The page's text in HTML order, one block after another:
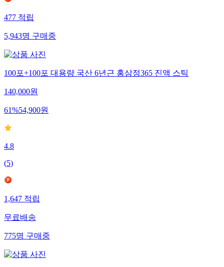
477적립
5,943명구매중
100포+100포 대용량 국산 6년근 홍삼정365 진액 스틱
140,000원
61%54,900원
4.8
(5)
1,647적립
무료배송
775명구매중